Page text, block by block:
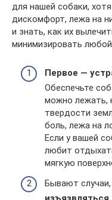
для нашей собаки,
дискомфорт, лежа на
и знать, как их
минимизировать любой
Первое —
Обеспечьте
можно лежать,
твердости
боль, лежа на
Если у вашей
любит
мягкую
Бывают